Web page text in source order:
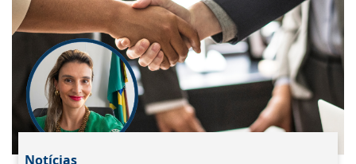
Notícias